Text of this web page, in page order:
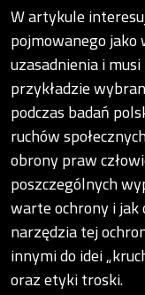
W artykule
pojmowanego
uzasadnienia i
przykładzie
podczas badań
ruchów
obrony praw
poszczególnych
warte ochrony i
narzędzia tej
innymi do idei
oraz etyki troski.